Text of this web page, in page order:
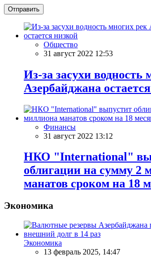
Отправить
Общество
31 август 2022 12:53
Из-за засухи водность
Азербайджана
Финансы
31 август 2022 13:12
НКО "International"
облигации на сумму 2
манатов сроком на 18
Экономика
Экономика
13 февраль 2025, 14:47